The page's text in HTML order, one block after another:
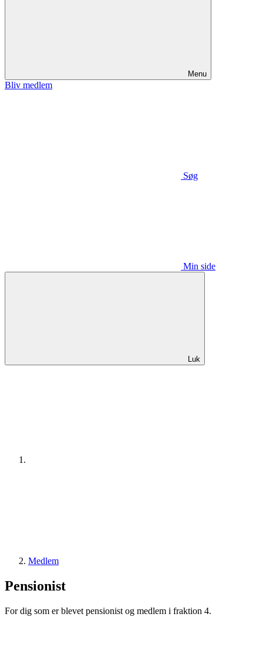
Menu
Bliv medlem
Søg
Min side
Luk
Medlem
Pensionist
For dig som er blevet pensionist og medlem i fraktion 4.